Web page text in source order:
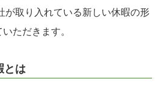
が取り入れている新しい休暇の形
ただきます。
とは